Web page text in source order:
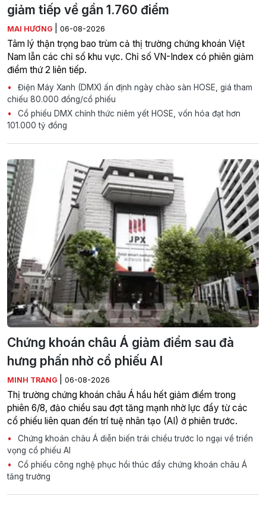
giảm tiếp về gần 1.760 điểm
MAI HƯƠNG 06-08-2026
Tâm lý thận trọng bao trùm cả thị trường chứng khoán Việt
Nam lẫn các chỉ số khu vực. Chỉ số VN-Index có phiên giảm
điểm thứ 2 liên tiếp.
Điện Máy Xanh (DMX) ấn định ngày chào sàn HOSE, giá tham
chiếu 80.000 đồng/cổ phiếu
Cổ phiếu DMX chính thức niêm yết HOSE, vốn hóa đạt hơn
101.000 tỷ đồng
Chứng khoán châu Á giảm điểm sau đà
hưng phấn nhờ cổ phiếu AI
MINH TRANG 06-08-2026
Thị trường chứng khoán châu Á hầu hết giảm điểm trong
phiên 6/8, đảo chiều sau đợt tăng mạnh nhờ lực đẩy từ các
cổ phiếu liên quan đến trí tuệ nhân tạo (AI) ở phiên trước.
Chứng khoán châu Á diễn biến trái chiều trước lo ngại về triển
vọng cổ phiếu AI
Cổ phiếu công nghệ phục hồi thúc đẩy chứng khoán châu Á
tăng trưởng